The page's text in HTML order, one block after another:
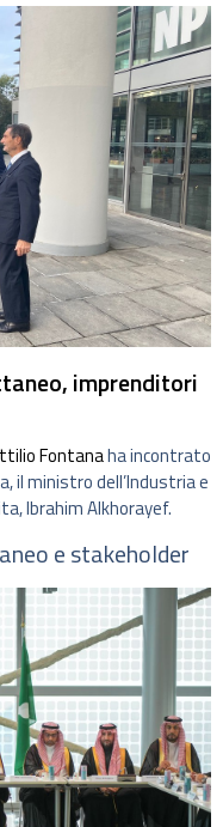
imprenditori
Fontanaha incontrato
il ministro dell’Industria e
Ibrahim Alkhorayef.
e stakeholder